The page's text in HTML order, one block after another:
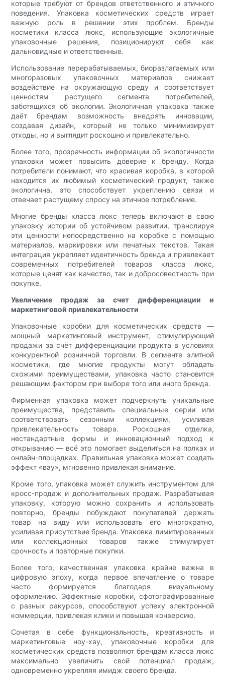
которые требуют от брендов ответственного и этичного
поведения. Упаковка косметических средств играет
важную роль в решении этих проблем. Бренды
косметики класса люкс, использующие экологичные
упаковочные решения, позиционируют себя как
дальновидные и ответственные.
Использование перерабатываемых, биоразлагаемых или
многоразовых упаковочных материалов снижает
воздействие на окружающую среду и соответствует
ценностям растущего сегмента потребителей,
заботящихся об экологии. Экологичная упаковка также
даёт брендам возможность внедрять инновации,
создавая дизайн, который не только минимизирует
отходы, но и выглядит роскошно и привлекательно.
Более того, прозрачность информации об экологичности
упаковки может повысить доверие к бренду. Когда
потребители понимают, что красивая коробка, в которой
находится их любимый косметический продукт, также
экологична, это способствует укреплению связи и
отвечает растущему спросу на этичное потребление.
Многие бренды класса люкс теперь включают в свою
упаковку истории об устойчивом развитии, транслируя
эти ценности непосредственно на коробке с помощью
материалов, маркировки или печатных текстов. Такая
интеграция укрепляет идентичность бренда и привлекает
современных потребителей товаров класса люкс,
которые ценят как качество, так и добросовестность при
покупке.
Увеличение продаж за счет дифференциации и
маркетинговой привлекательности
Упаковочные коробки для косметических средств —
мощный маркетинговый инструмент, стимулирующий
продажи за счёт дифференциации продукта в условиях
конкурентной розничной торговли. В сегменте элитной
косметики, где многие продукты могут обладать
схожими преимуществами, упаковка часто становится
решающим фактором при выборе того или иного бренда.
Фирменная упаковка может подчеркнуть уникальные
преимущества, представить специальные серии или
соответствовать сезонным коллекциям, усиливая
привлекательность товара. Роскошная отделка,
нестандартные формы и инновационный подход к
открыванию — всё это помогает выделиться на полках и
онлайн-площадках. Правильная упаковка может создать
эффект «вау», мгновенно привлекая внимание.
Кроме того, упаковка может служить инструментом для
кросс-продаж и дополнительных продаж. Разрабатывая
упаковку, которую можно сохранить и использовать
повторно, бренды побуждают покупателей держать
товар на виду или использовать его многократно,
усиливая присутствие бренда. Упаковка лимитированных
или коллекционных товаров также стимулирует
срочность и повторные покупки.
Более того, качественная упаковка крайне важна в
цифровую эпоху, когда первое впечатление о товаре
часто формируется благодаря визуальному
оформлению. Эффектные коробки, сфотографированные
с разных ракурсов, способствуют успеху электронной
коммерции, привлекая клики и повышая конверсию.
Сочетая в себе функциональность, креативность и
маркетинговые ноу-хау, упаковочные коробки для
косметических средств позволяют брендам класса люкс
максимально увеличить свой потенциал продаж,
одновременно укрепляя имидж своего бренда.